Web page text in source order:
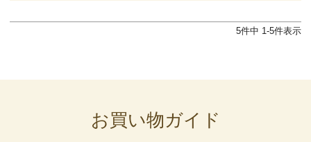
5件中 1-5件表示
お買い物ガイド